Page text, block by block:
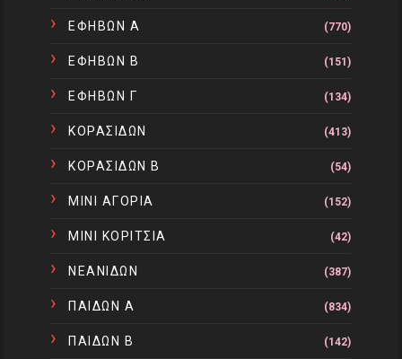
ΕΦΗΒΩΝ Α (770)
ΕΦΗΒΩΝ Β (151)
ΕΦΗΒΩΝ Γ (134)
ΚΟΡΑΣΙΔΩΝ (413)
ΚΟΡΑΣΙΔΩΝ Β (54)
ΜΙΝΙ ΑΓΟΡΙΑ (152)
ΜΙΝΙ ΚΟΡΙΤΣΙΑ (42)
ΝΕΑΝΙΔΩΝ (387)
ΠΑΙΔΩΝ Α (834)
ΠΑΙΔΩΝ Β (142)